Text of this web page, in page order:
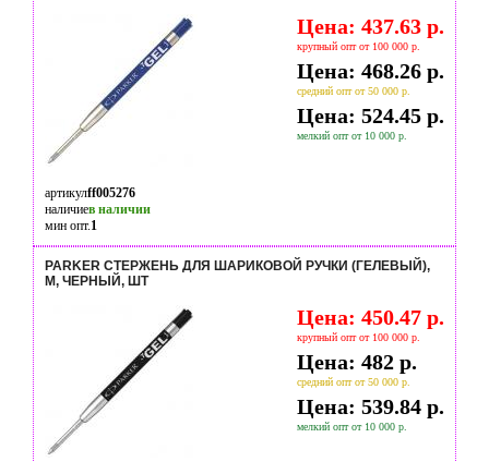
Цена: 437.63 р.
крупный опт от 100 000 р.
Цена: 468.26 р.
средний опт от 50 000 р.
Цена: 524.45 р.
мелкий опт от 10 000 р.
артикулff005276
наличиев наличии
мин опт.1
PARKER СТЕРЖЕНЬ ДЛЯ ШАРИКОВОЙ РУЧКИ (ГЕЛЕВЫЙ),
M, ЧЕРНЫЙ, ШТ
Цена: 450.47 р.
крупный опт от 100 000 р.
Цена: 482 р.
средний опт от 50 000 р.
Цена: 539.84 р.
мелкий опт от 10 000 р.